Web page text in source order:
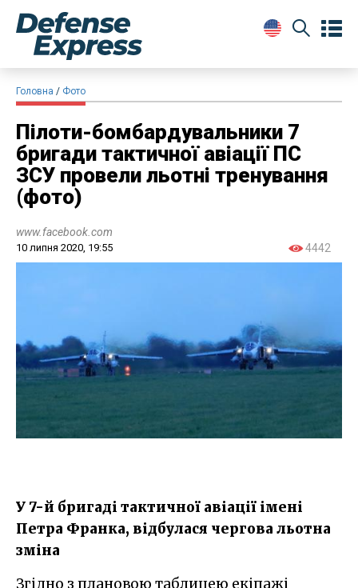
Головна Фото
Пілоти-бомбардувальники 7
бригади тактичної авіації ПС
ЗСУ провели льотні тренування
(фото)
www.facebook.com
10 липня 2020, 19:55 4442
У 7-й бригаді тактичної авіації імені
Петра Франка, відбулася чергова льотна
зміна
Згідно з плановою таблицею екіпажі